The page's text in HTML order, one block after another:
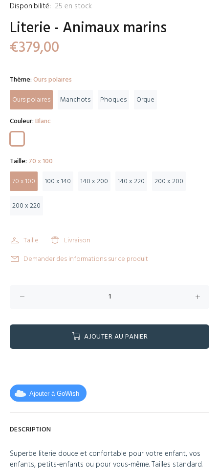
Disponibilité: 25 en stock
Literie - Animaux marins
€379,00
Thème:Ours polaires
Ours polaires
Manchots Phoques
Orque
Couleur:Blanc
Taille: 70 x 100
70 x 100
100 x 140 140 x 200 140 x 220 200 x 200
200 x 220
Taille
Livraison
Demander des informations sur ce produit
AJOUTER AU PANIER
Ajouter à GoWish
DESCRIPTION
Superbe literie douce et confortable pour votre enfant, vos
enfants, petits-enfants ou pour vous-même. Tailles standard.